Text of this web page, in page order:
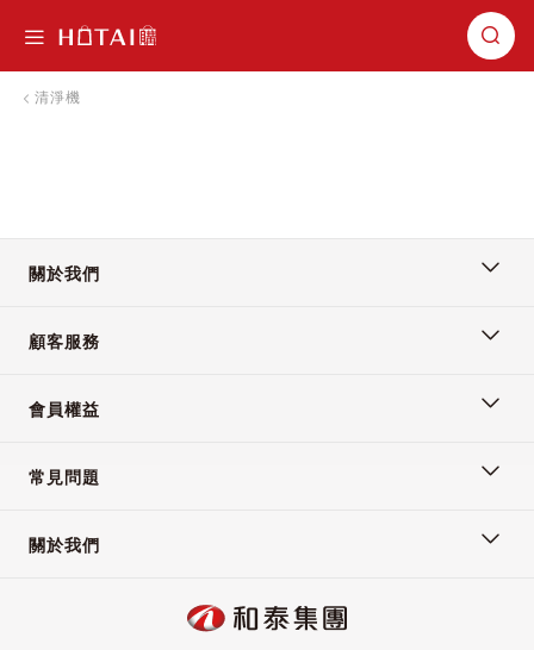
清淨機
關於我們
顧客服務
會員權益
常見問題
關於我們